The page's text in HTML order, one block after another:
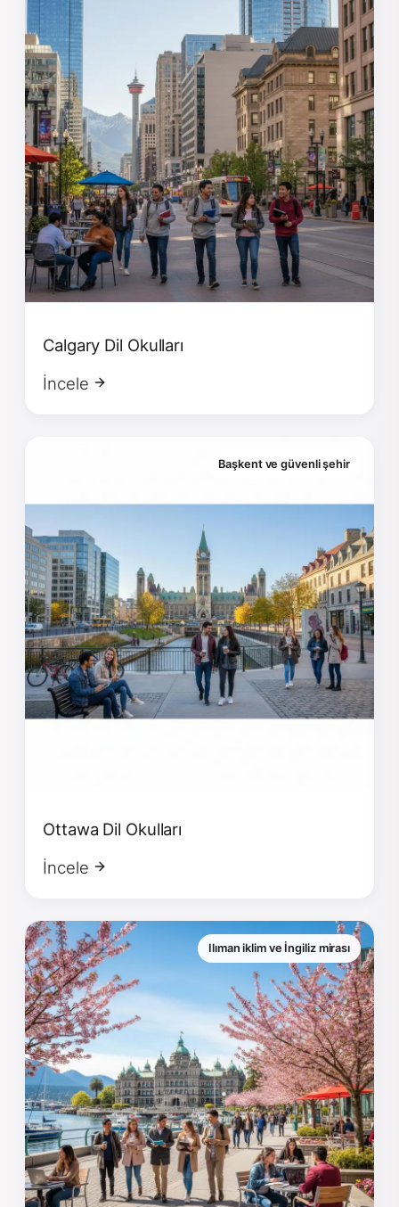
Calgary Dil Okulları
İncele
Başkent ve güvenli şehir
Ottawa Dil Okulları
İncele
Ilıman iklim ve İngiliz mirası